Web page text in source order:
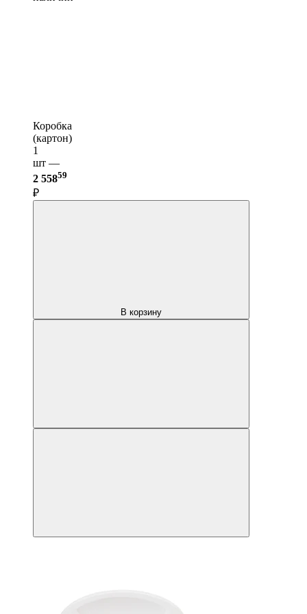
Коробка
(картон)
1
шт —
2 55859
₽
В корзину